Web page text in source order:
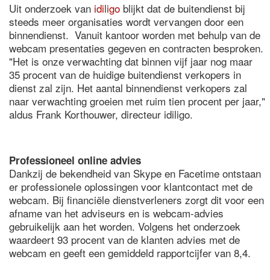
Uit onderzoek van idiligo blijkt dat de buitendienst bij
steeds meer organisaties wordt vervangen door een
binnendienst. Vanuit kantoor worden met behulp van de
webcam presentaties gegeven en contracten besproken.
"Het is onze verwachting dat binnen vijf jaar nog maar
35 procent van de huidige buitendienst verkopers in
dienst zal zijn. Het aantal binnendienst verkopers zal
naar verwachting groeien met ruim tien procent per jaar,"
aldus Frank Korthouwer, directeur idiligo.
Professioneel online advies
Dankzij de bekendheid van Skype en Facetime ontstaan
er professionele oplossingen voor klantcontact met de
webcam. Bij financiële dienstverleners zorgt dit voor een
afname van het adviseurs en is webcam-advies
gebruikelijk aan het worden. Volgens het onderzoek
waardeert 93 procent van de klanten advies met de
webcam en geeft een gemiddeld rapportcijfer van 8,4.